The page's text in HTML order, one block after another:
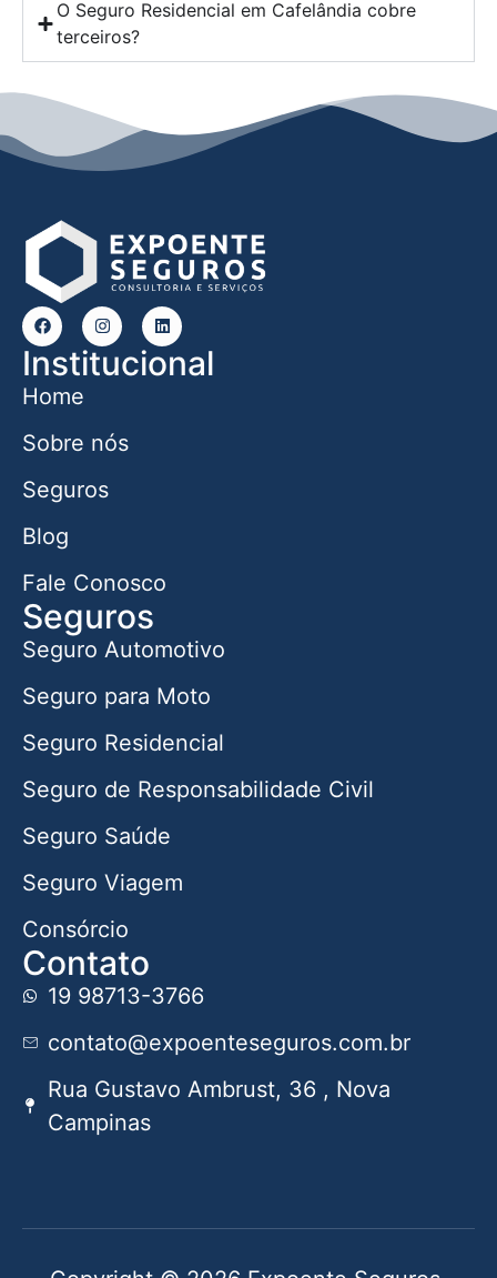
O Seguro Residencial em Cafelândia cobre
terceiros?
Institucional
Home
Sobre nós
Seguros
Blog
Fale Conosco
Seguros
Seguro Automotivo
Seguro para Moto
Seguro Residencial
Seguro de Responsabilidade Civil
Seguro Saúde
Seguro Viagem
Consórcio
Contato
19 98713-3766
contato@expoenteseguros.com.br
Rua Gustavo Ambrust, 36 , Nova
Campinas